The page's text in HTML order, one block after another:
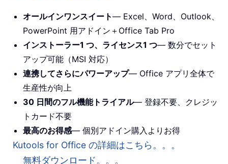
オールインワンスイート— Excel、Word、Outlook、
PowerPoint 用アドイン＋Office Tab Pro
インストーラー1 つ、ライセンス1 つ— 数分でセット
アップ可能（MSI 対応）
連携してさらにパワーアップ— Office アプリ全体で
生産性が向上
30 日間のフル機能トライアル— 登録不要、クレジッ
トカード不要
最高のお得感— 個別アドイン購入よりお得
Kutools for Office の詳細はこちら。。。
無料ダウンロード。。。